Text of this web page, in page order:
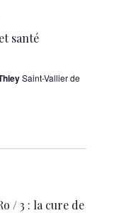
de
vues
santé
Saint-Vallier de
/ 3 : la cure de